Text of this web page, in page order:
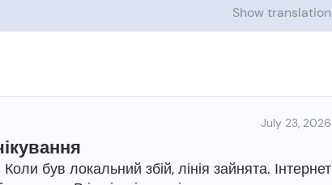
Show translation
July 23, 2026
був локальний збій, лінія зайнята. Інтернет